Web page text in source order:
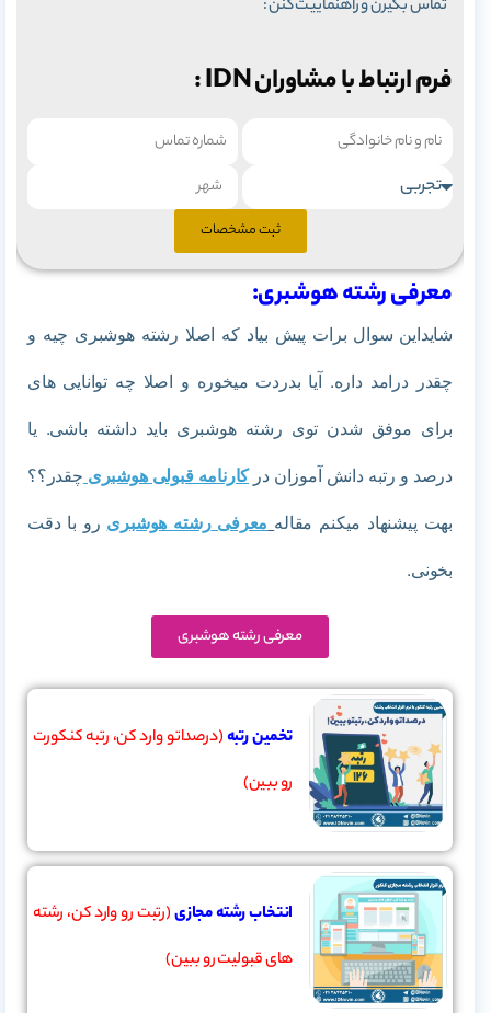
تماس بگیرن و راهنماییت کنن :
فرم ارتباط با مشاوران IDN :
ثبت مشخصات
معرفی رشته هوشبری:
شایداین سوال برات پیش بیاد که اصلا رشته هوشبری چیه و
چقدر درامد داره. آیا بدردت میخوره و اصلا چه توانایی های
برای موفق شدن توی رشته هوشبری باید داشته باشی. یا
درصد و رتبه دانش آموزان در کارنامه قبولی هوشبری چقدر؟؟
بهت پیشنهاد میکنم مقاله معرفی رشته هوشبری رو با دقت
بخونی.
معرفی رشته هوشبری
تخمین رتبه(درصداتو وارد کن، رتبه کنکورت
رو ببین)
انتخاب رشته مجازی(رتبت رو وارد کن، رشته
های قبولیت رو ببین)